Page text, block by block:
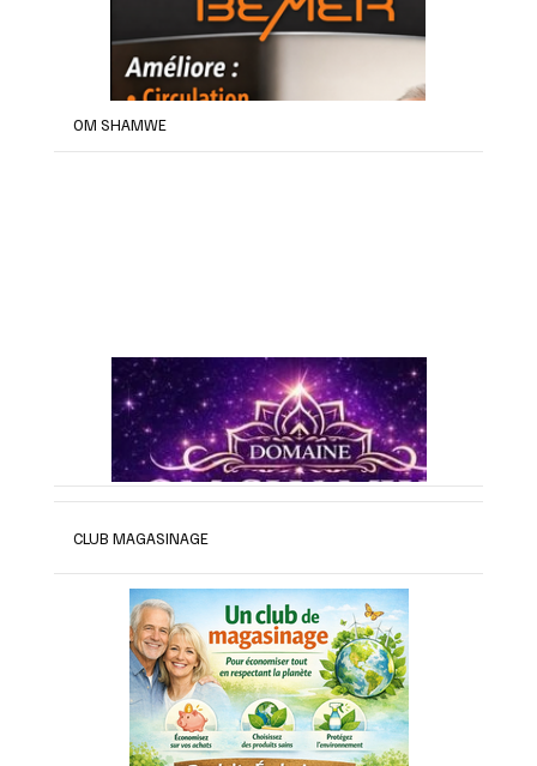
OM SHAMWE
CLUB MAGASINAGE